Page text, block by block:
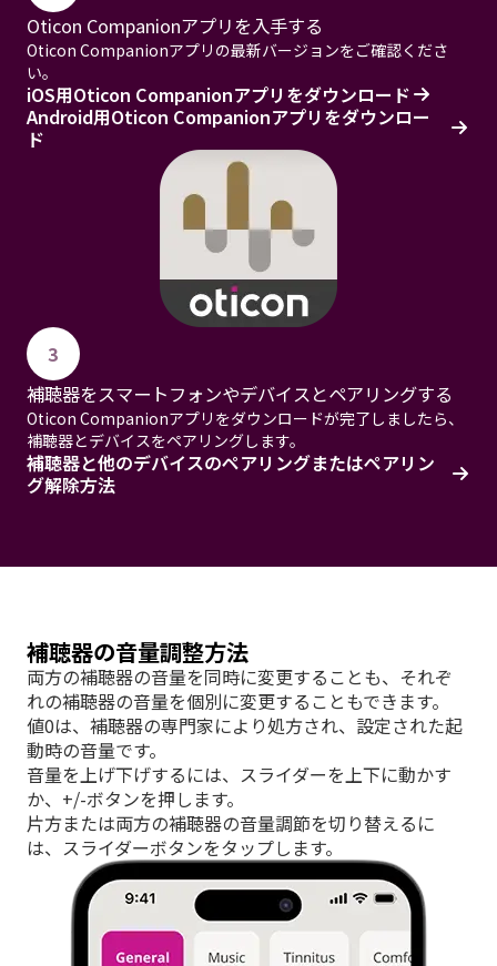
Oticon Companionアプリを入手する
Oticon Companionアプリの最新バージョンをご確認くださ
い。
iOS用Oticon Companionアプリをダウンロード
Android用Oticon Companionアプリをダウンロー
ド
3
補聴器をスマートフォンやデバイスとペアリングする
Oticon Companionアプリをダウンロードが完了しましたら、
補聴器とデバイスをペアリングします。
補聴器と他のデバイスのペアリングまたはペアリン
グ解除方法
補聴器の音量調整方法
両方の補聴器の音量を同時に変更することも、それぞ
れの補聴器の音量を個別に変更することもできます。
値0は、補聴器の専門家により処方され、設定された起
動時の音量です。
音量を上げ下げするには、スライダーを上下に動かす
か、+/-ボタンを押します。
片方または両方の補聴器の音量調節を切り替えるに
は、スライダーボタンをタップします。